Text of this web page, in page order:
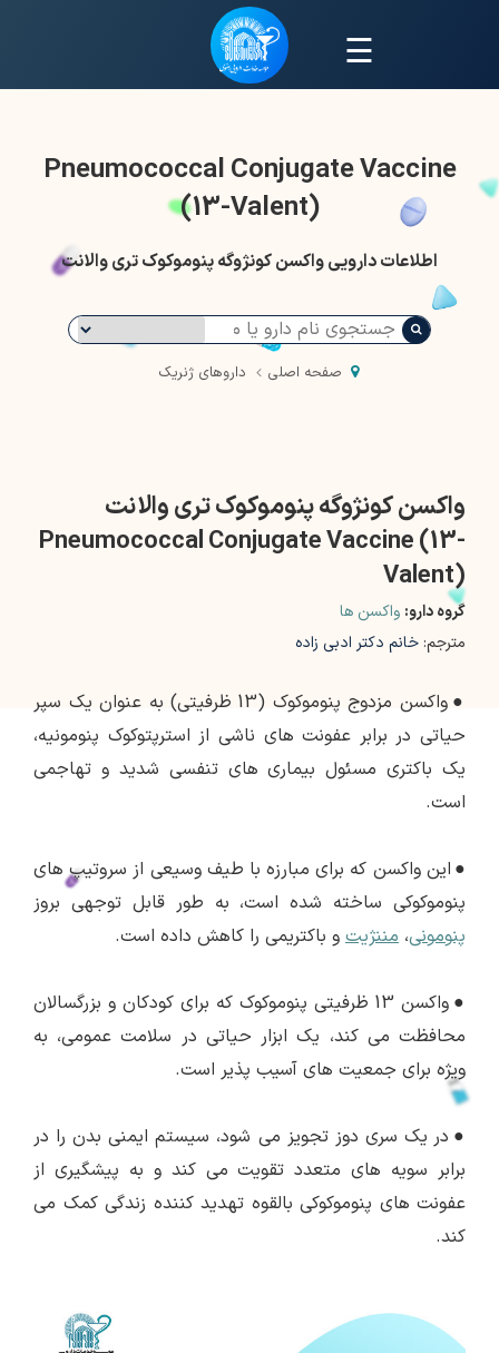
☰
Pneumococcal Conjugate Vaccine
(13-Valent)
اطلاعات دارویی واکسن کونژوگه پنوموکوک تری والانت
صفحه اصلی داروهای ژنریک
واکسن کونژوگه پنوموکوک تری والانت
Pneumococcal Conjugate Vaccine (13-
Valent)
گروه دارو: واکسن ها
مترجم: خانم دکتر ادبی زاده
●
واکسن مزدوج پنوموکوک (13 ظرفیتی) به عنوان یک سپر
حیاتی در برابر عفونت های ناشی از استرپتوکوک پنومونیه،
یک باکتری مسئول بیماری های تنفسی شدید و تهاجمی
است.
● این واکسن که برای مبارزه با طیف وسیعی از سروتیپ های
پنوموکوکی ساخته شده است، به طور قابل توجهی بروز
پنومونی، مننژیت و باکتریمی را کاهش داده است.
●
واکسن 13 ظرفیتی پنوموکوک که برای کودکان و بزرگسالان
محافظت می کند، یک ابزار حیاتی در سلامت عمومی، به
ویژه برای جمعیت های آسیب پذیر است.
● در یک سری دوز تجویز می شود، سیستم ایمنی بدن را در
برابر سویه های متعدد تقویت می کند و به پیشگیری از
عفونت های پنوموکوکی بالقوه تهدید کننده زندگی کمک می
کند.